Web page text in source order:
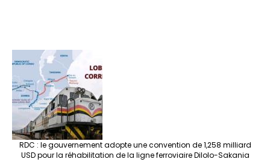
RDC : le gouvernement adopte une convention de 1,258 milliard
USD pour la réhabilitation de la ligne ferroviaire Dilolo-Sakania